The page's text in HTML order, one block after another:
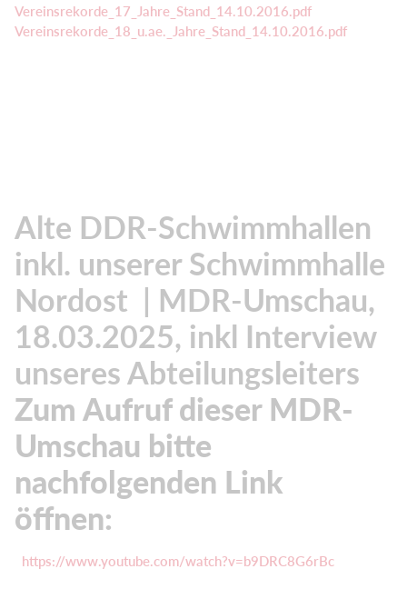
Vereinsrekorde_17_Jahre_Stand_14.10.2016.pdf
Vereinsrekorde_18_u.ae._Jahre_Stand_14.10.2016.pdf
Alte DDR-Schwimmhallen
inkl. unserer Schwimmhalle
Nordost | MDR-Umschau,
18.03.2025, inkl Interview
unseres Abteilungsleiters
Zum Aufruf dieser MDR-
Umschau bitte
nachfolgenden Link
öffnen:
https://www.youtube.com/watch?v=b9DRC8G6rBc